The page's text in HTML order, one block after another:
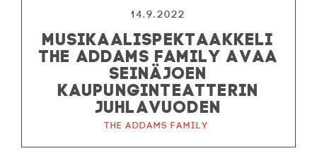
14.9.2022
MUSIKAALISPEKTAAKKELI
THE ADDAMS FAMILY AVAA
SEINÄJOEN
KAUPUNGINTEATTERIN
JUHLAVUODEN
The Addams Family